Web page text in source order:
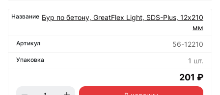
Бур по бетону, GreatFlex Light, SDS-Plus, 12х210
мм
56-12210
1 шт.
201 ₽